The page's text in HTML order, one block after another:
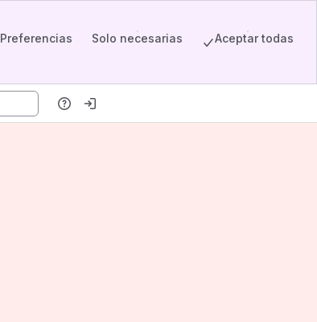
Preferencias Solo necesarias Aceptar todas